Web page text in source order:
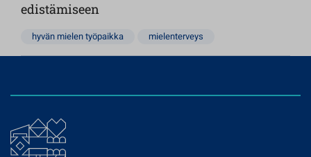
edistämiseen
hyvän mielen työpaikka mielenterveys